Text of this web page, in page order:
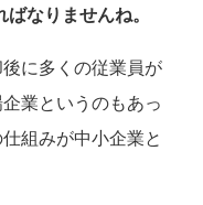
なりませんね。
に多くの従業員が
業というのもあっ
組みが中小企業と